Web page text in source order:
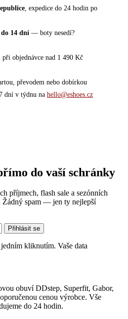
, expedice do 24 hodin po
14 dní — boty nesedí?
, při objednávce nad 1 490 Kč
převodem nebo dobírkou
7 dní v týdnu na hello@eshoes.cz
do vaší schránky
příjmech, flash sale a sezónních
spam — jen ty nejlepší
Přihlásit se
kliknutím. Vaše data
obuví DDstep, Superfit, Gabor,
cenou výrobce. Vše
do 24 hodin.